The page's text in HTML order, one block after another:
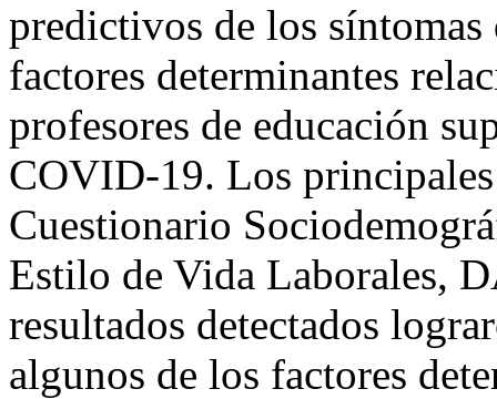
predictivos de los
factores determinantes
profesores de educación
COVID-19. Los
Cuestionario
Estilo de Vida Laborales,
resultados detectados
algunos de los factores